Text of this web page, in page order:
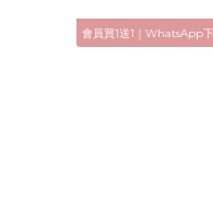
會員買1送1｜WhatsApp